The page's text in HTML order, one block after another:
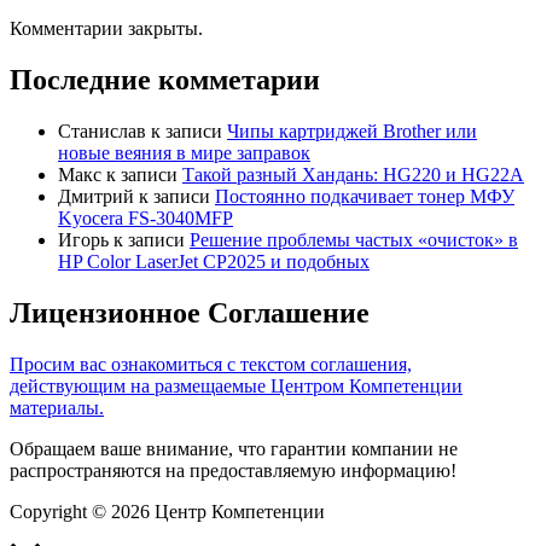
Комментарии закрыты.
Последние комметарии
Станислав к записи Чипы картриджей Brother или
новые веяния в мире заправок
Макс к записи Такой разный Хандань: HG220 и HG22A
Дмитрий к записи Постоянно подкачивает тонер МФУ
Kyocera FS-3040MFP
Игорь к записи Решение проблемы частых «очисток» в
HP Color LaserJet CP2025 и подобных
Лицензионное Соглашение
Просим вас ознакомиться с текстом соглашения,
действующим на размещаемые Центром Компетенции
материалы.
Обращаем ваше внимание, что гарантии компании не
распространяются на предоставляемую информацию!
Copyright © 2026 Центр Компетенции